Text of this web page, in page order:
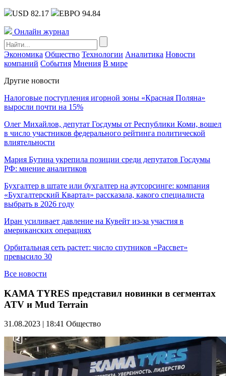
USD 82.17 ЕВРО 94.84
Онлайн журнал
Экономика Общество Технологии Аналитика Новости
компаний События Мнения В мире
Другие новости
Налоговые поступления игорной зоны «Красная Поляна»
выросли почти на 15%
Олег Михайлов, депутат Госдумы от Республики Коми, вошел
в число участников федерального рейтинга политической
влиятельности
Мария Бутина укрепила позиции среди депутатов Госдумы
РФ: мнение аналитиков
Бухгалтер в штате или бухгалтер на аутсорсинге: компания
«Бухгалтерский Квартал» рассказала, какого специалиста
выбрать в 2026 году
Иран усиливает давление на Кувейт из-за участия в
американских операциях
Орбитальная сеть растет: число спутников «Рассвет»
превысило 30
Все новости
KAMA TYRES представил новинки в сегментах
ATV и Mud Terrain
31.08.2023 | 18:41 Общество